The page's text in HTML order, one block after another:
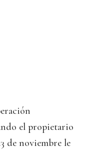
el propietario
de noviembre le